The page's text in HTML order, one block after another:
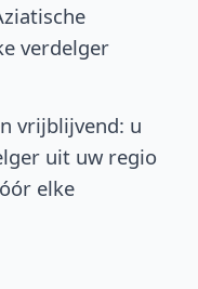
verdelger
vrijblijvend: u
uit uw regio
elke